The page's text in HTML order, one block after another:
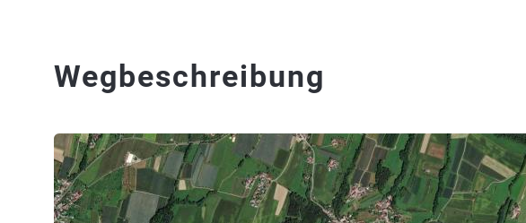
Wegbeschreibung